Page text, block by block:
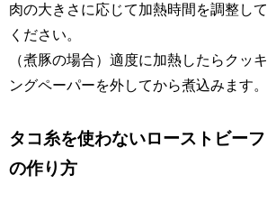
肉の大きさに応じて加熱時間を調整して
ください。
（煮豚の場合）適度に加熱したらクッキ
ングペーパーを外してから煮込みます。
タコ糸を使わないローストビーフ
の作り方